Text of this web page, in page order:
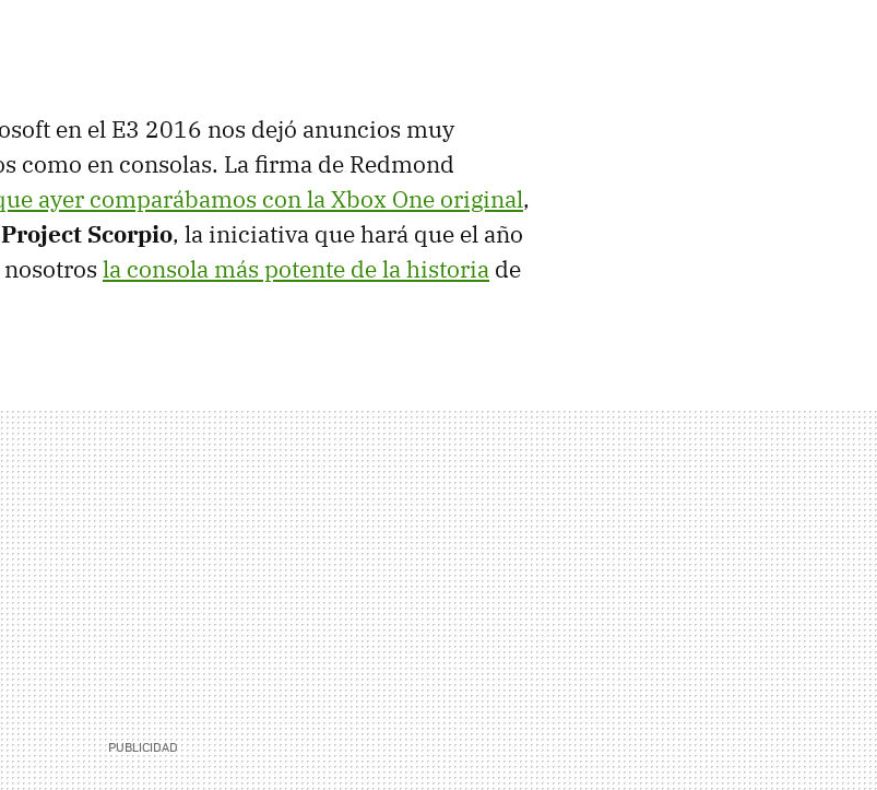
en el E3 2016 nos dejó anuncios muy
como en consolas. La firma de Redmond
ayer comparábamos con la Xbox One original,
Scorpio, la iniciativa que hará que el año
la consola más potente de la historia de